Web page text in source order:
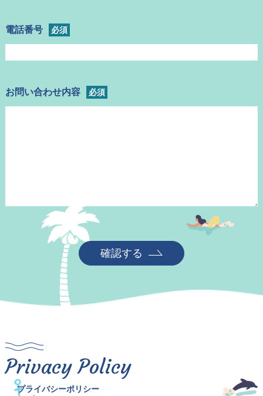
電話番号 必須
お問い合わせ内容 必須
確認する
Privacy Policy
プライバシーポリシー